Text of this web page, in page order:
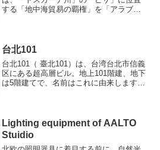
する「地中海貿易の覇権」を「アラブ勢
式」の「最高傑作」と呼ば...
台北101
台北101（ 臺北101）は、台湾台北市信義
区にある超高層ビル。地上101階建、地下
は5階建てで、名前はこれに由来します。
Lighting equipment of AALTO
Stuidio